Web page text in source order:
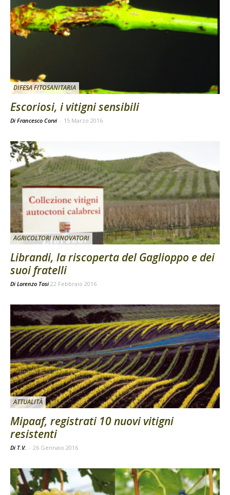
DIFESA FITOSANITARIA
Escoriosi, i vitigni sensibili
Di Francesco Corvi - 15 Marzo 2016
AGRICOLTORI INNOVATORI
Librandi, la riscoperta del Gaglioppo e dei
suoi fratelli
Di Lorenzo Tosi 22 Febbraio 2016
ATTUALITÀ
Mipaaf, registrati 10 nuovi vitigni
resistenti
Di T.V. - 26 Gennaio 2016